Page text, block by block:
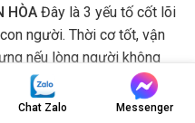
HÒA Đây là 3 yếu tố cốt lõi
người. Thời cơ tốt, vận
nếu lòng người không
đồ. Hiểu được tầm quan
duy trì và cải thiện mối
Chat Zalo Messenger